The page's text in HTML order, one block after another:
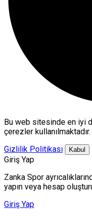
Bu web sitesinde en iyi
çerezler kullanılmaktadır.
Gizlilik Politikası
Kabul
Giriş Yap
Zanka Spor
yapın veya hesap
Giriş Yap